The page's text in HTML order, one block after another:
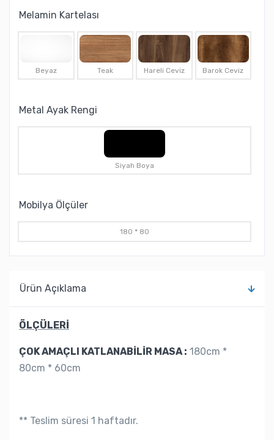
Melamin Kartelası
Beyaz Teak Hareli Ceviz Barok Ceviz
Metal Ayak Rengi
Siyah Boya
Mobilya Ölçüler
180 * 80
Ürün Açıklama
ÖLÇÜLERİ
ÇOK AMAÇLI KATLANABİLİR MASA : 180cm *
80cm * 60cm
** Teslim süresi 1 haftadır.